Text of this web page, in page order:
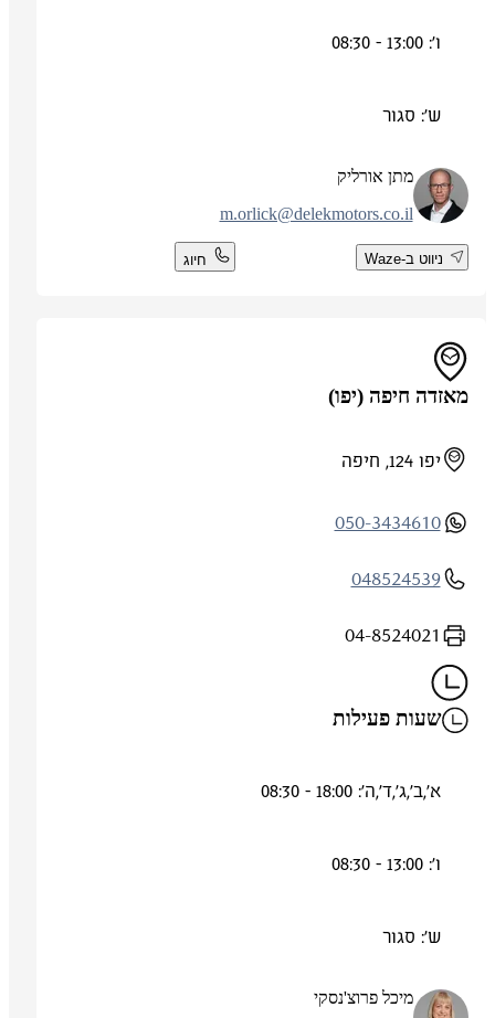
ש': סגור
מתן אורליק
m.orlick@delekmotors.co.il
ניווט ב-Waze חיוג
מאזדה חיפה (יפו)
יפו 124, חיפה
050-3434610
048524539
04-8524021
שעות פעילות
א',ב',ג',ד',ה': 18:00 - 08:30
ש': סגור
מיכל פרוצ'נסקי